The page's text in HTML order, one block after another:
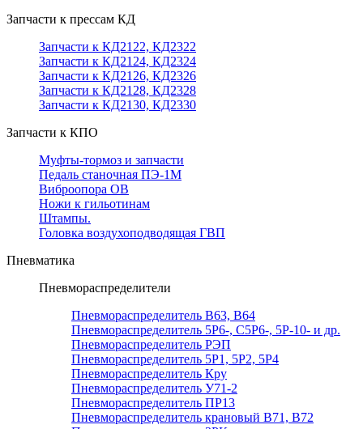
Запчасти к прессам КД
Запчасти к КД2122, КД2322
Запчасти к КД2124, КД2324
Запчасти к КД2126, КД2326
Запчасти к КД2128, КД2328
Запчасти к КД2130, КД2330
Запчасти к КПО
Муфты-тормоз и запчасти
Педаль станочная ПЭ-1М
Виброопора ОВ
Ножи к гильотинам
Штампы.
Головка воздухоподводящая ГВП
Пневматика
Пневмораспределители
Пневмораспределитель В63, В64
Пневмораспределитель 5Р6-, С5Р6-, 5Р-10- и др.
Пневмораспределитель РЭП
Пневмораспределитель 5Р1, 5Р2, 5Р4
Пневмораспределитель Кру
Пневмораспределитель У71-2
Пневмораспределитель ПР13
Пневмораспределитель крановый В71, В72